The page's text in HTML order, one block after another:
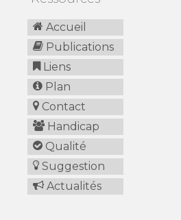
Accueil
Publications
Liens
Plan
Contact
Handicap
Qualité
Suggestion
Actualités